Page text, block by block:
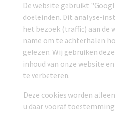
De website gebruikt
doeleinden. Dit analyse-
het bezoek (traffic) aan
name om te achterhalen
gelezen. Wij gebruiken
inhoud van onze website
te verbeteren.
Deze cookies worden
u daar vooraf